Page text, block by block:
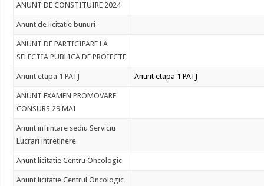
ANUNT DE CONSTITUIRE 2024
Anunt de licitatie bunuri
ANUNT DE PARTICIPARE LA
SELECTIA PUBLICA DE PROIECTE
Anunt etapa 1 PATJ Anunt etapa 1 PATJ
ANUNT EXAMEN PROMOVARE
CONSURS 29 MAI
Anunt infiintare sediu Serviciu
Lucrari intretinere
Anunt licitatie Centru Oncologic
Anunt licitatie Centrul Oncologic